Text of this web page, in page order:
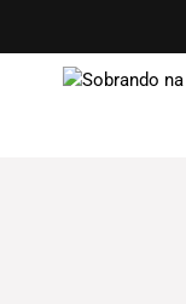
conteúdo